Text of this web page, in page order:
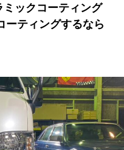
ックコーティング
ーティングするなら